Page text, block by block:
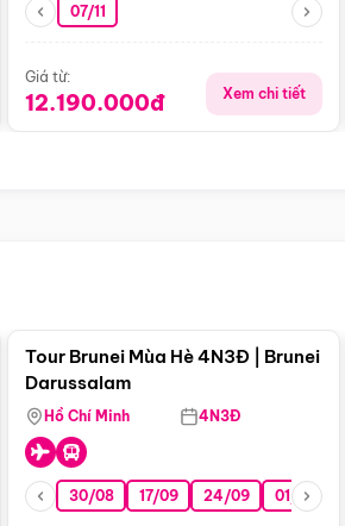
07/11
Giá từ:
12.190.000đ Xem chi tiết
Tour Brunei Mùa Hè 4N3Đ | Brunei
Darussalam
Hồ Chí Minh 4N3Đ
30/08 17/09 24/09 01/10